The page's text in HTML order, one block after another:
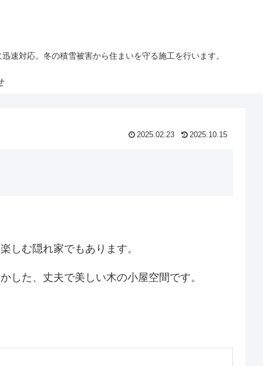
速対応。冬の積雪被害から住まいを守る施工を行います。
2025.02.23 2025.10.15
しむ隠れ家でもあります。
した、丈夫で美しい木の小屋空間です。